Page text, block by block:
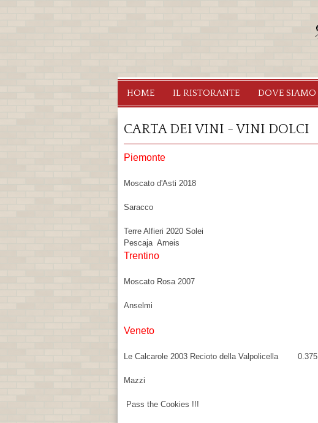
Osteria
dei
Fauni
Ristorante
Segrate
HOME IL RISTORANTE DOVE SIAMO
CARTA DEI VINI - VINI DOLCI
Piemonte
Moscato d'Asti 2018
Saracco
Terre Alfieri 2020 Solei
Pescaja Arneis
Trentino
Moscato Rosa 2007
Anselmi
Veneto
Le Calcarole 2003 Recioto della Valpolicella 0.375
Mazzi
Pass the Cookies !!!